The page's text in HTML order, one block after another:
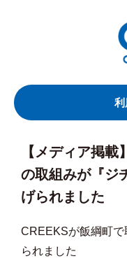
利
【メディア掲
の取組みが『ジ
げられました
CREEKSが飯綱町
られました